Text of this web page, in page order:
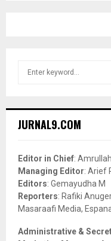
h
o
r
:
JURNAL9.COM
Editor in Chief: Amrullah
Managing Editor: Arief
Editors: Gemayudha M
Reporters: Rafiki
Masaraafi Media,
Administrative &